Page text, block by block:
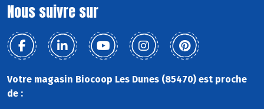
Nous suivre sur
Votre magasin Biocoop Les Dunes (85470) est proche
de :